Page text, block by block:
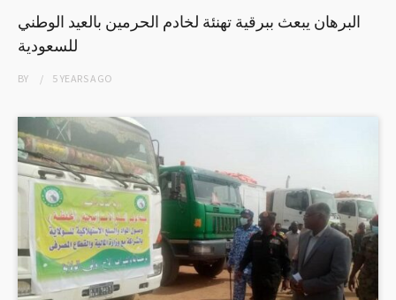
البرهان يبعث ببرقية تهنئة لخادم الحرمين بالعيد الوطني
للسعودية
BY 5 YEARSAGO